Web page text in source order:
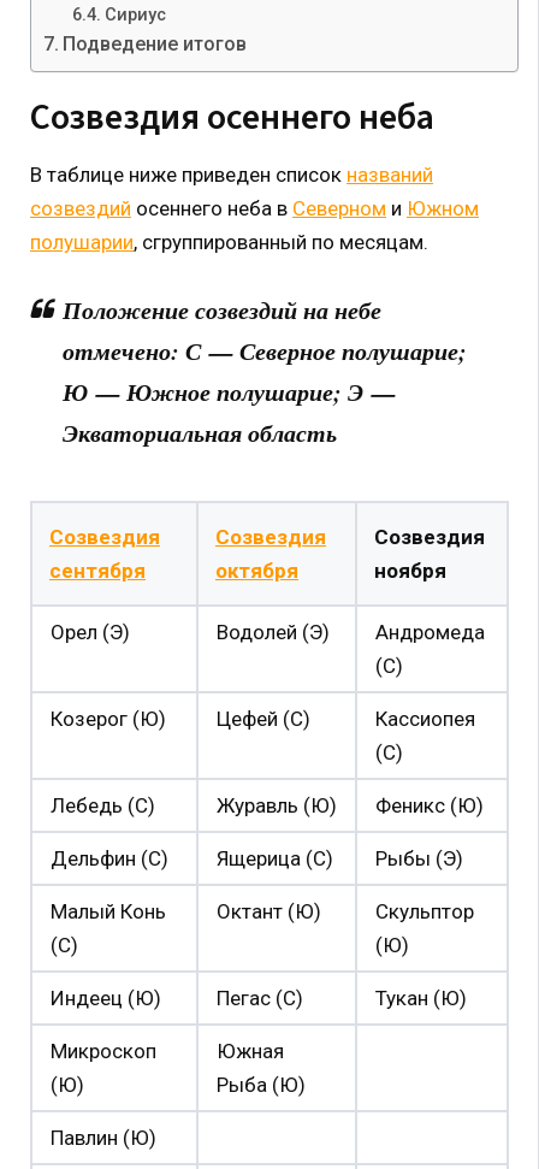
Сириус
Подведение итогов
Созвездия осеннего неба
В таблице ниже приведен список названий
созвездий осеннего неба в Северном и Южном
полушарии, сгруппированный по месяцам.
Положение созвездий на небе
отмечено: С — Северное полушарие;
Ю — Южное полушарие; Э —
Экваториальная область
Созвездия
сентября
Созвездия
октября
Созвездия
ноября
Орел (Э) Водолей (Э)
Андромеда
(С)
Козерог (Ю) Цефей (С)
Кассиопея
(С)
Лебедь (С) Журавль (Ю) Феникс (Ю)
Дельфин (С) Ящерица (С) Рыбы (Э)
Малый Конь
(С)
Октант (Ю)
Скульптор
(Ю)
Индеец (Ю) Пегас (С) Тукан (Ю)
Микроскоп
(Ю)
Южная
Рыба (Ю)
Павлин (Ю)